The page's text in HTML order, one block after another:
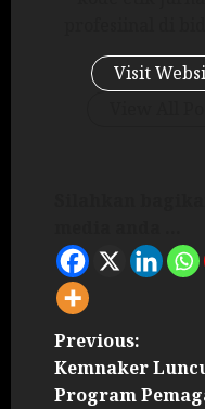
Visit
Previous:
Kemnaker
Program